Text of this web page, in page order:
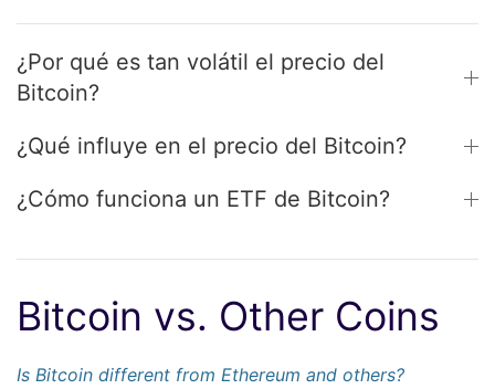
¿Por qué es tan volátil el precio del
Bitcoin?
¿Qué influye en el precio del Bitcoin?
¿Cómo funciona un ETF de Bitcoin?
Bitcoin vs. Other Coins
Is Bitcoin different from Ethereum and others?